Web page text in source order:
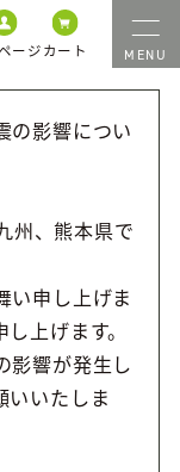
ージカート
の影響につい
州、熊本県で
い申し上げま
上げます。
影響が発生し
いいたしま